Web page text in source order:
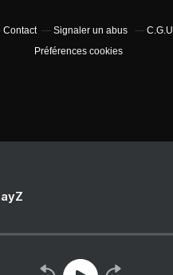
Contact Signaler un abus C.G.U.
Préférences cookies